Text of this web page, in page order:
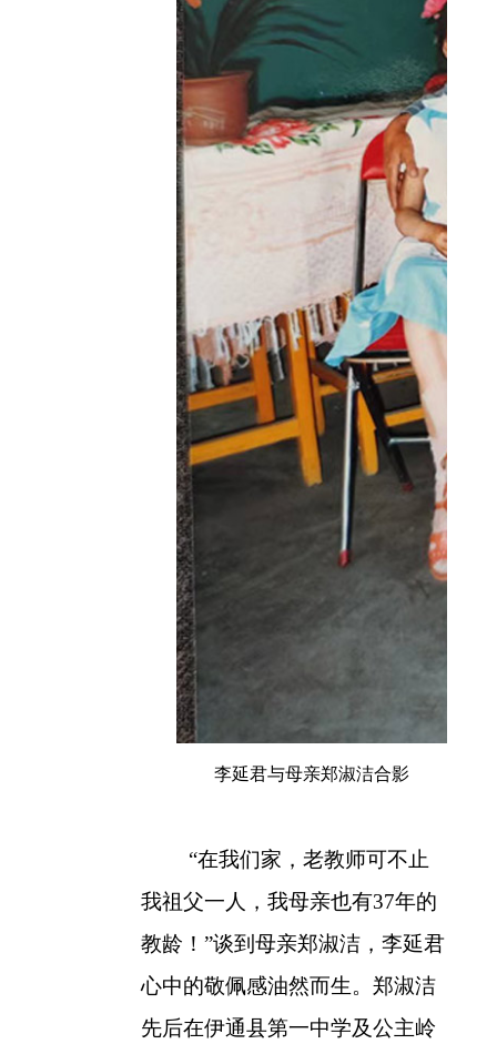
李延君与母亲郑淑洁合影
“在我们家，老教师可不止
我祖父一人，我母亲也有37年的
教龄！”谈到母亲郑淑洁，李延君
心中的敬佩感油然而生。郑淑洁
先后在伊通县第一中学及公主岭